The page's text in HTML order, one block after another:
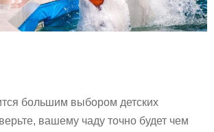
большим выбором детских
вашему чаду точно будет чем